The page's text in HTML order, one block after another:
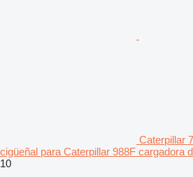
Caterpillar
cigüeñal para Caterpillar 988F cargadora
10